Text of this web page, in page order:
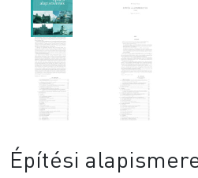
Építési